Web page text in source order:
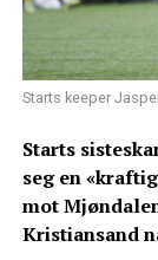
Starts keeper
Starts
seg en
mot
Kristiansand